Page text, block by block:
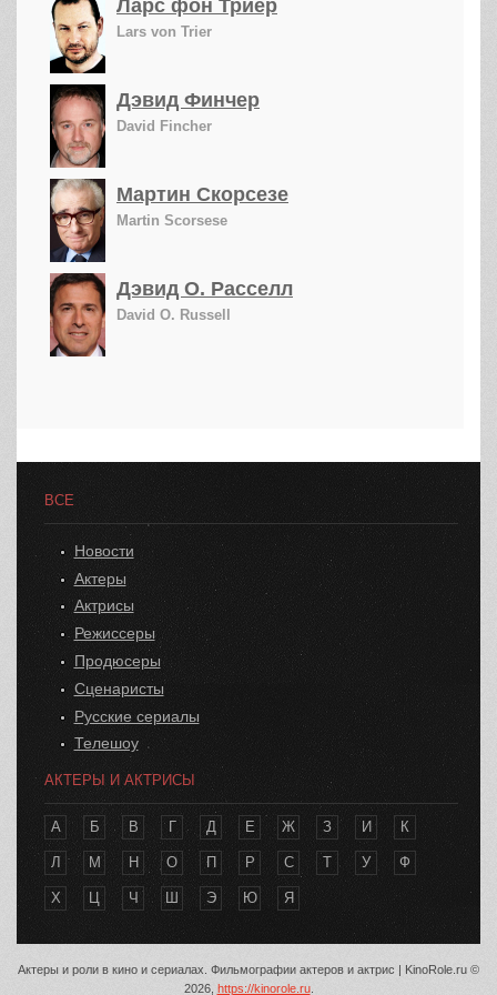
Ларс фон Триер
Lars von Trier
Дэвид Финчер
David Fincher
Мартин Скорсезе
Martin Scorsese
Дэвид О. Расселл
David O. Russell
ВСЕ
Новости
Актеры
Актрисы
Режиссеры
Продюсеры
Сценаристы
Русские сериалы
Телешоу
АКТЕРЫ И АКТРИСЫ
А Б В Г Д Е Ж З И К
Л М Н О П Р С Т У Ф
Х Ц Ч Ш Э Ю Я
Актеры и роли в кино и сериалах. Фильмографии актеров и актрис | KinoRole.ru ©
2026, https://kinorole.ru.